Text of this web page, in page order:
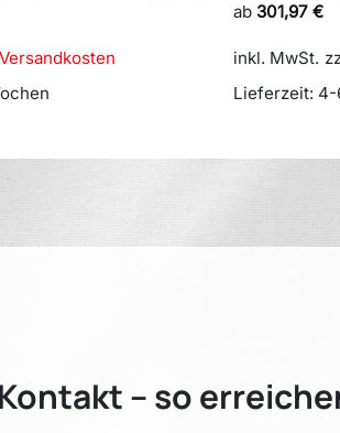
Versandkosten
ab 301,97€
inkl. MwSt.
Lieferzeit: 4-
Kontakt – so